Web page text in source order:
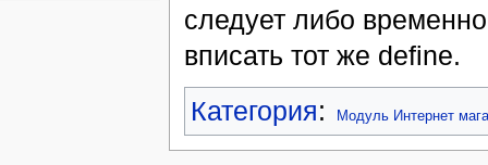
следует либо
вписать тот же define.
Категория: Модуль Интернет